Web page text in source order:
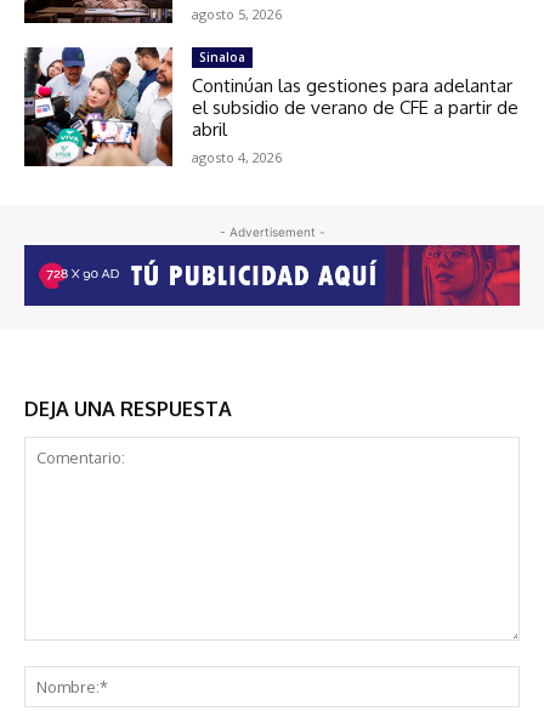
agosto 5, 2026
Sinaloa
Continúan las gestiones para adelantar
el subsidio de verano de CFE a partir de
abril
agosto 4, 2026
- Advertisement -
DEJA UNA RESPUESTA